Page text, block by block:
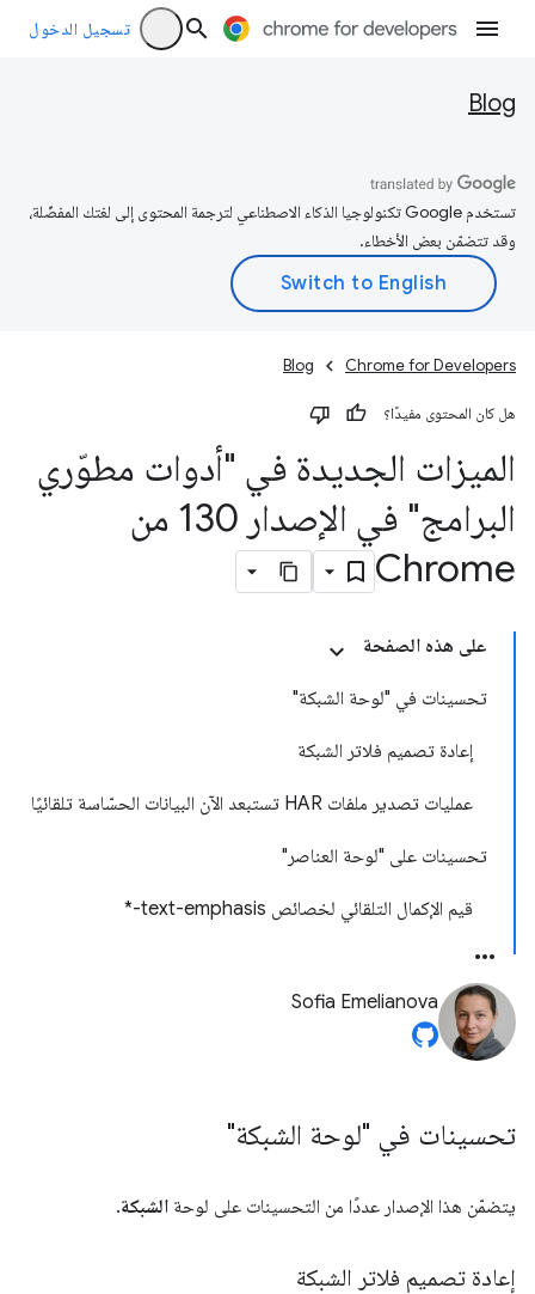
تسجيل الدخول
Blog
تستخدم Google تكنولوجيا الذكاء الاصطناعي لترجمة المحتوى إلى لغتك المفضّلة،
وقد تتضمّن بعض الأخطاء.
Chrome for Developers
Blog
هل كان المحتوى مفيدًا؟
الميزات الجديدة في "أدوات مطوّري
البرامج" في الإصدار 130 من
Chrome
على هذه الصفحة
تحسينات في "لوحة الشبكة"
إعادة تصميم فلاتر الشبكة
عمليات تصدير ملفات HAR تستبعد الآن البيانات الحسّاسة تلقائيًا
تحسينات على "لوحة العناصر"
قيم الإكمال التلقائي لخصائص text-emphasis-*
Sofia Emelianova
تحسينات في "لوحة الشبكة"
يتضمّن هذا الإصدار عددًا من التحسينات على لوحة الشبكة.
إعادة تصميم فلاتر الشبكة